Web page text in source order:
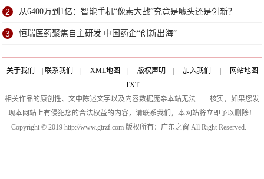
2 从6400万到1亿：智能手机“像素大战”究竟是噱头还是创新？
3 恒瑞医药聚焦自主研发 中国药企“创新出海”
关于我们 联系我们 XML地图 版权声明 加入我们
网站地图
TXT
相关作品的原创性、文中陈述文字以及内容数据庞杂本站无法一一核实，如果您发
现本网站上有侵犯您的合法权益的内容，请联系我们，本网站将立即予以删除！
Copyright © 2019 http://www.gtrzf.com 版权所有：广东之窗 All Right Reserved.